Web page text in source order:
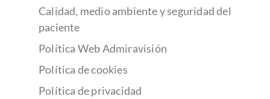
Calidad, medio ambiente y seguridad del
paciente
Política Web Admiravisión
Política de cookies
Política de privacidad